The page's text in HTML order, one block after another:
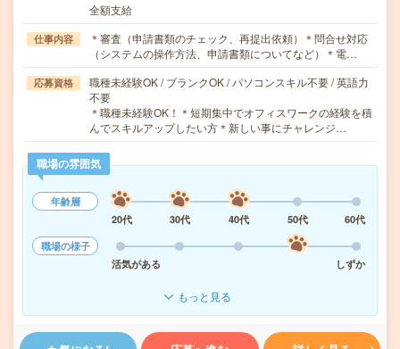
全額支給
仕事内容
＊審査（申請書類のチェック、再提出依頼）＊問合せ対応
（システムの操作方法、申請書類についてなど）＊電…
応募資格
職種未経験OK / ブランクOK / パソコンスキル不要 / 英語力
不要
＊職種未経験OK！＊短期集中でオフィスワークの経験を積
んでスキルアップしたい方＊新しい事にチャレンジ…
職場の雰囲気
年齢層
20代
30代 40代 50代
60代
職場の様子
活気がある
しずか
もっと見る